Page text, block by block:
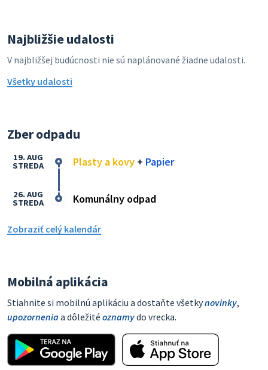
Najbližšie udalosti
V najbližšej budúcnosti nie sú naplánované žiadne udalosti.
Všetky udalosti
Zber odpadu
Plasty a kovy + Papier
19. AUG
STREDA
Komunálny odpad
26. AUG
STREDA
Zobraziť celý kalendár
Mobilná aplikácia
Stiahnite si mobilnú aplikáciu a dostaňte všetkynovinky,
upozorneniaa dôležité oznamydo vrecka.